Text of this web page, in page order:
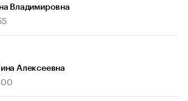
Владимировна
Алексеевна